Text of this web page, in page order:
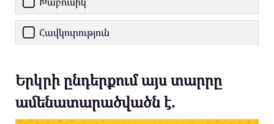
Հավկուրություն
Երկրի ընդերքում այս տարրը
ամենատարածվածն է.